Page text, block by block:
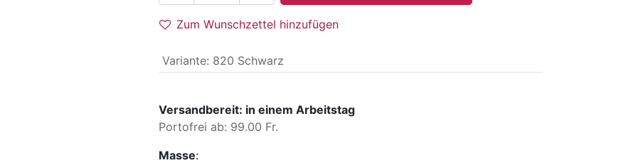
Zum Wunschzettel hinzufügen
Variante: 820 Schwarz
Versandbereit: in einem Arbeitstag
Portofrei ab: 99.00 Fr.
Masse: